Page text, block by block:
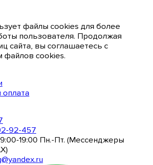
файлы cookies для более
пользователя. Продолжая
сайта, вы соглашаетесь с
файлов cookies.
92-457
19:00 Пн.-Пт. (Мессенджеры